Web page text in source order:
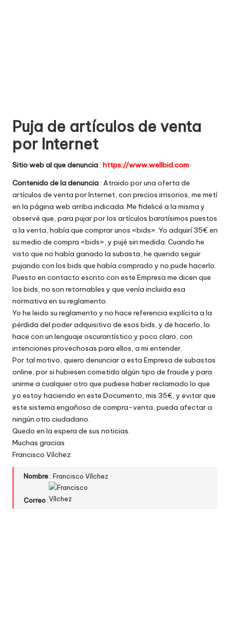
w
e
b
s
Puja de artículos de venta
por Internet
Sitio web al que denuncia: https://www.wellbid.com
Contenido de la denuncia: Atraido por una oferta de
artículos de venta por Internet, con precios irrisorios, me metí
en la página web arriba indicada. Me fidelicé a la misma y
observé que, para pujar por los artículos baratísimos puestos
a la venta, había que comprar unos «bids». Yo adquirí 35€ en
su medio de compra «bids», y pujé sin medida. Cuando he
visto que no había ganado la subasta, he querido seguir
pujando con los bids que había comprado y no pude hacerlo.
Puesto en contacto escrito con este Empresa me dicen que
los bids, no son retornables y que venía incluida esa
normativa en su reglamento.
Yo he leido su reglamento y no hace referencia explícita a la
pérdida del poder adquisitivo de esos bids, y de hacerlo, lo
hace con un lenguaje oscurantístico y poco claro, con
intenciones provechosas para ellos, a mi entender.
Por tal motivo, quiero denunciar a esta Empresa de subastas
online, por si hubiesen cometido algún tipo de fraude y para
unirme a cualquier otro que pudiese haber reclamado lo que
yo estoy haciendo en este Documento, mis 35€, y evitar que
este sistema engañoso de compra-venta, pueda afectar a
ningún otro ciudadano.
Quedo en la espera de sus noticias.
Muchas gracias
Francisco Vílchez.
Nombre : Francisco Vílchez
Correo :